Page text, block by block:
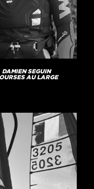
DAMIEN SEGUIN
AU LARGE